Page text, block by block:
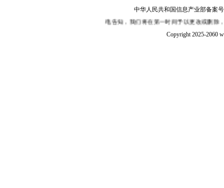
中华人民共和国信息产业部备案
疑，敬请在30日内来函或来电告知，我们将在第一时间予以更改或删除，谢
Copyright 2025-2060